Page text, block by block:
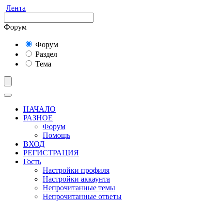
Лента
Форум
Форум
Раздел
Тема
НАЧАЛО
РАЗНОЕ
Форум
Помощь
ВХОД
РЕГИСТРАЦИЯ
Гость
Настройки профиля
Настройки аккаунта
Непрочитанные темы
Непрочитанные ответы